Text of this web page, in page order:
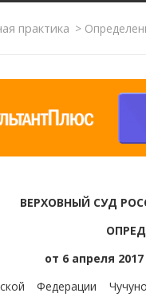
практика >
ВЕРХОВНЫЙ СУД
от 6 апреля
Федерации